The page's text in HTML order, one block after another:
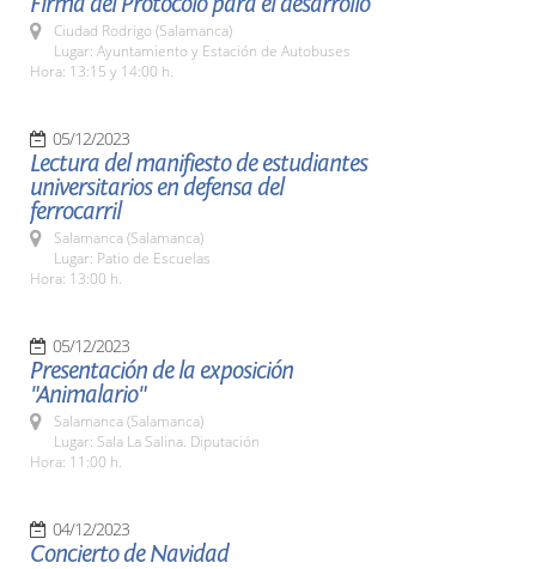
Ciudad Rodrigo (Salamanca)
Lugar: Ayuntamiento y Estación de Autobuses
Hora: 13:15 y 14:00 h.
05/12/2023
Lectura del manifiesto de estudiantes
universitarios en defensa del
ferrocarril
Salamanca (Salamanca)
Lugar: Patio de Escuelas
Hora: 13:00 h.
05/12/2023
Presentación de la exposición
"Animalario"
Salamanca (Salamanca)
Lugar: Sala La Salina. Diputación
Hora: 11:00 h.
04/12/2023
Concierto de Navidad